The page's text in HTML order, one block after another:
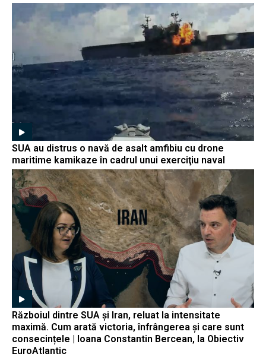
SUA au distrus o navă de asalt amfibiu cu drone
maritime kamikaze în cadrul unui exerciţiu naval
Războiul dintre SUA și Iran, reluat la intensitate
maximă. Cum arată victoria, înfrângerea și care sunt
consecințele | Ioana Constantin Bercean, la Obiectiv
EuroAtlantic